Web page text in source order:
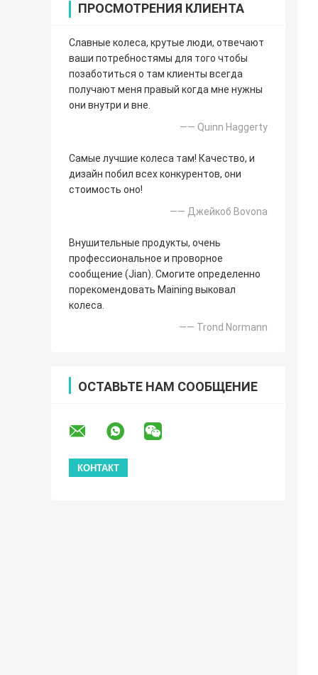
ПРОСМОТРЕНИЯ КЛИЕНТА
Славные колеса, крутые люди, отвечают
ваши потребностямы для того чтобы
позаботиться о там клиенты всегда
получают меня правый когда мне нужны
они внутри и вне.
—— Quinn Haggerty
Самые лучшие колеса там! Качество, и
дизайн побил всех конкурентов, они
стоимость оно!
—— Джейкоб Bovona
Внушительные продукты, очень
профессиональное и проворное
сообщение (Jian). Смогите определенно
порекомендовать Maining выковал
колеса.
—— Trond Normann
ОСТАВЬТЕ НАМ СООБЩЕНИЕ